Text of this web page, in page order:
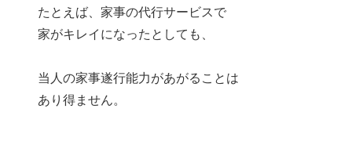
たとえば、家事の代行サービスで
家がキレイになったとしても、
当人の家事遂行能力があがることは
あり得ません。